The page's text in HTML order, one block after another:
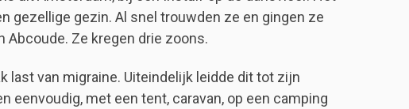
gezellige gezin. Al snel trouwden ze en gingen ze
Abcoude. Ze kregen drie zoons.
last van migraine. Uiteindelijk leidde dit tot zijn
eenvoudig, met een tent, caravan, op een camping